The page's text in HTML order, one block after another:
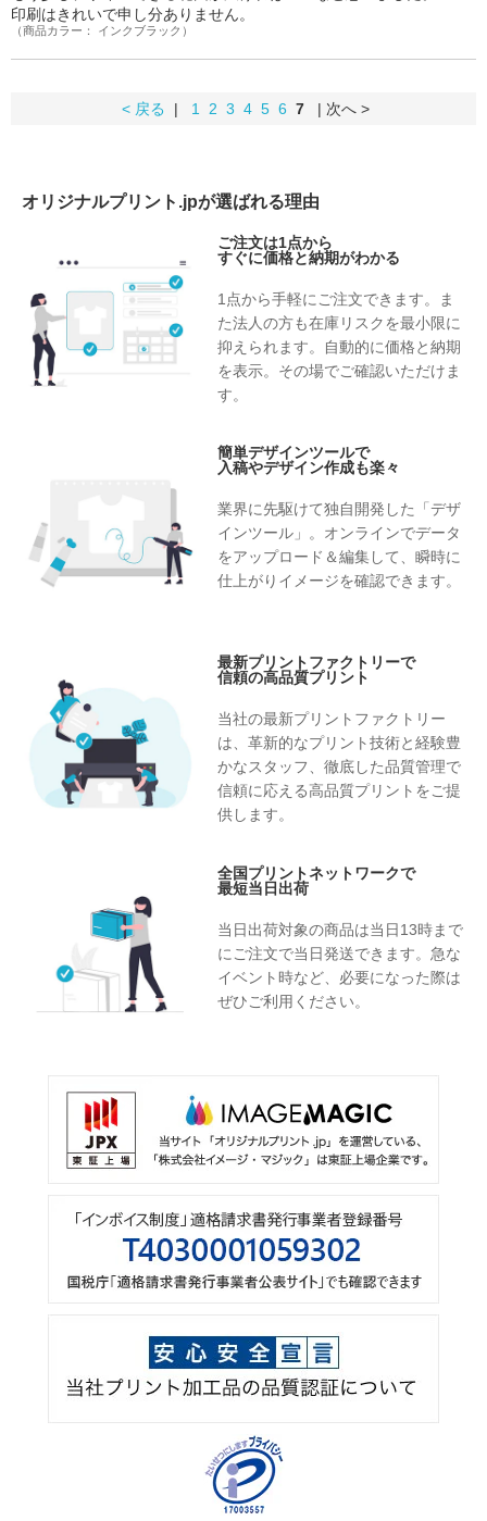
印刷はきれいで申し分ありません。
（商品カラー： インクブラック）
< 戻る | 1 2 3 4 5 6 7 | 次へ >
オリジナルプリント.jpが選ばれる理由
ご注文は1点から
すぐに価格と納期がわかる
1点から手軽にご注文できます。ま
た法人の方も在庫リスクを最小限に
抑えられます。自動的に価格と納期
を表示。その場でご確認いただけま
す。
簡単デザインツールで
入稿やデザイン作成も楽々
業界に先駆けて独自開発した「デザ
インツール」。オンラインでデータ
をアップロード＆編集して、瞬時に
仕上がりイメージを確認できます。
最新プリントファクトリーで
信頼の高品質プリント
当社の最新プリントファクトリー
は、革新的なプリント技術と経験豊
かなスタッフ、徹底した品質管理で
信頼に応える高品質プリントをご提
供します。
全国プリントネットワークで
最短当日出荷
当日出荷対象の商品は当日13時まで
にご注文で当日発送できます。急な
イベント時など、必要になった際は
ぜひご利用ください。